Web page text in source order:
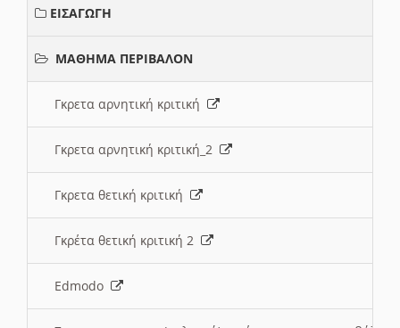
ΕΙΣΑΓΩΓΗ
ΜΑΘΗΜΑ ΠΕΡΙΒΑΛΟΝ
Γκρετα αρνητική κριτική
Γκρετα αρνητική κριτική_2
Γκρετα θετική κριτική
Γκρέτα θετική κριτική 2
Edmodo